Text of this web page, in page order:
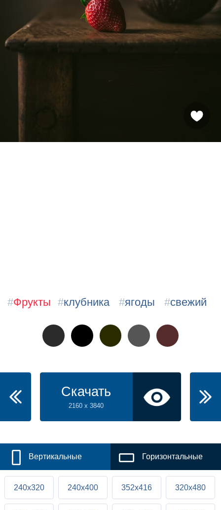
#Фрукты #клубника #ягоды #свежий
Скачать
2160 x 3840
Вертикальные Горизонтальные
240x320 240x400 352x416 320x480